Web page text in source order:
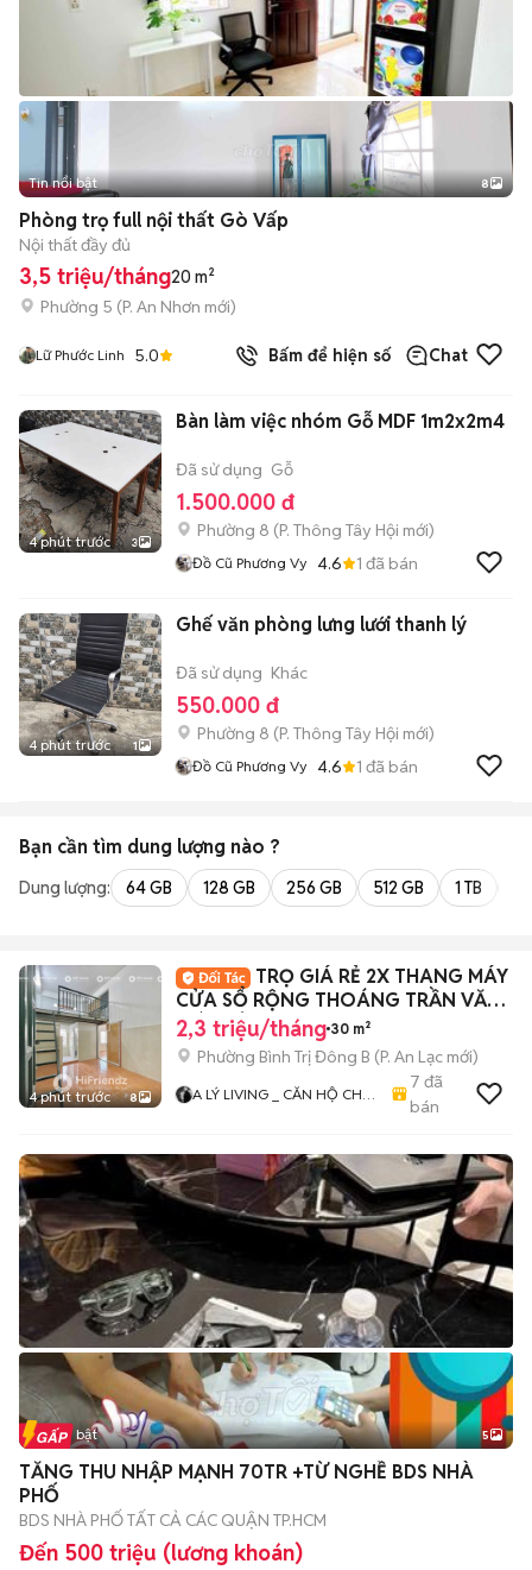
+2
Tin nổi bật 8
Phòng trọ full nội thất Gò Vấp
Nội thất đầy đủ
3,5 triệu/tháng20 m²
Phường 5 (P. An Nhơn mới)
Lữ Phước Linh 5.0 Bấm để hiện số Chat
4 phút trước 3
Bàn làm việc nhóm Gỗ MDF 1m2x2m4
Đã sử dụng Gỗ
1.500.000 đ
Phường 8 (P. Thông Tây Hội mới)
Đồ Cũ Phương Vy 4.6 1 đã bán
4 phút trước 1
Ghế văn phòng lưng lưới thanh lý
Đã sử dụng Khác
550.000 đ
Phường 8 (P. Thông Tây Hội mới)
Đồ Cũ Phương Vy 4.6 1 đã bán
Bạn cần tìm dung lượng nào ?
Dung lượng: 64 GB 128 GB 256 GB 512 GB 1 TB
4 phút trước 8
TRỌ GIÁ RẺ 2X THANG MÁY
CỬA SỔ RỘNG THOÁNG TRẦN VĂN
GIÀU TỈNH LỘ 10
2,3 triệu/tháng 30 m²
Phường Bình Trị Đông B (P. An Lạc mới)
A LÝ LIVING _ CĂN HỘ CHO
CHUNG CƯ - NHÀ Ở
7 đã
bán
Tin nổi bật 5
TĂNG THU NHẬP MẠNH 70TR +TỪ NGHỀ BDS NHÀ
PHỐ
BDS NHÀ PHỐ TẤT CẢ CÁC QUẬN TP.HCM
Đến 500 triệu (lương khoán)